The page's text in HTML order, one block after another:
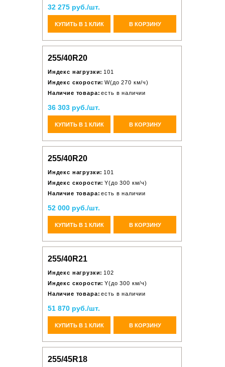
32 275 руб./шт.
КУПИТЬ В 1 КЛИК В КОРЗИНУ
255/40R20
Индекс нагрузки: 101
Индекс скорости: W(до 270 км/ч)
Наличие товара: есть в наличии
36 303 руб./шт.
КУПИТЬ В 1 КЛИК В КОРЗИНУ
255/40R20
Индекс нагрузки: 101
Индекс скорости: Y(до 300 км/ч)
Наличие товара: есть в наличии
52 000 руб./шт.
КУПИТЬ В 1 КЛИК В КОРЗИНУ
255/40R21
Индекс нагрузки: 102
Индекс скорости: Y(до 300 км/ч)
Наличие товара: есть в наличии
51 870 руб./шт.
КУПИТЬ В 1 КЛИК В КОРЗИНУ
255/45R18